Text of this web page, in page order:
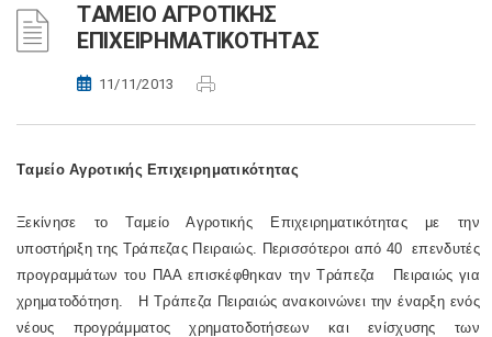
TΑΜΕΙΟ ΑΓΡΟΤΙΚΗΣ
ΕΠΙΧΕΙΡΗΜΑΤΙΚΟΤΗΤΑΣ
11/11/2013
Tαμείο Αγροτικής Επιχειρηματικότητας
Ξεκίνησε το Ταμείο Αγροτικής Επιχειρηματικότητας με την
υποστήριξη της Τράπεζας Πειραιώς. Περισσότεροι από 40 επενδυτές
προγραμμάτων του ΠΑΑ επισκέφθηκαν την Τράπεζα Πειραιώς για
χρηματοδότηση. Η Τράπεζα Πειραιώς ανακοινώνει την έναρξη ενός
νέους προγράμματος χρηματοδοτήσεων και ενίσχυσης των